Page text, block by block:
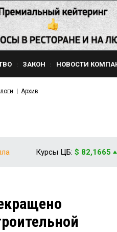
ЗАКОН НОВОСТИ
Архив
Курсы ЦБ: $ 82,1665